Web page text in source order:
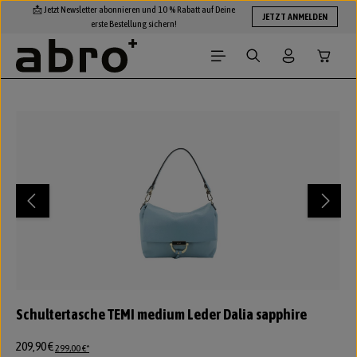
Zum Hauptinhalt springen
📩 Jetzt Newsletter abonnieren und 10 % Rabatt auf Deine
erste Bestellung sichern!
JETZT ANMELDEN
Schultertasche TEMI medium Leder Dalia sapphire
209,90 €299,00 €*